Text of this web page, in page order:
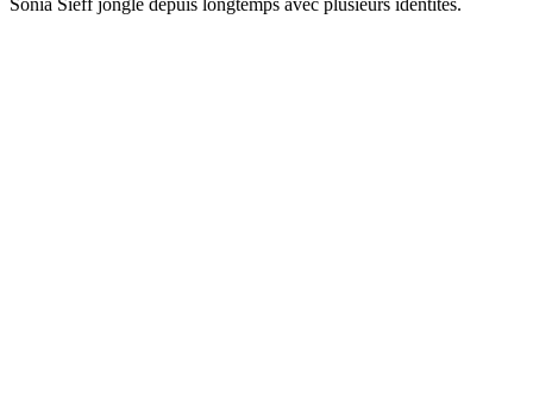
Sonia Sieff jongle depuis longtemps avec plusieurs identités.